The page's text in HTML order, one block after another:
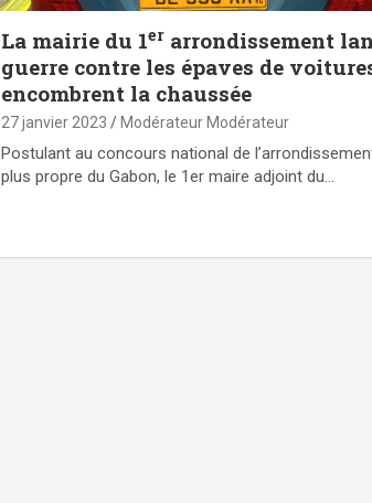
La mairie du 1erarrondissement
guerre contre les épaves de
encombrent la chaussée
27 janvier 2023 Modérateur Modérateur
Postulant au concours national de
plus propre du Gabon, le 1er maire adjoint du…